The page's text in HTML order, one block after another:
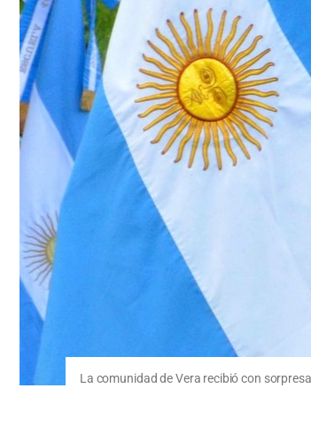
La comunidad de Vera recibió con